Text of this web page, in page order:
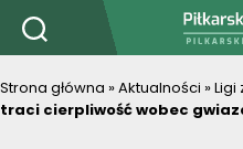
Strona główna »Aktualności »Ligi
traci cierpliwość wobec